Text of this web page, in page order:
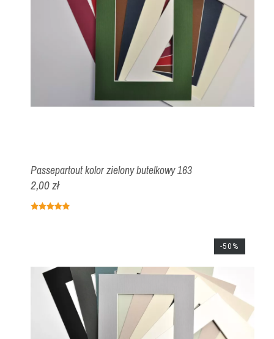
Passepartout kolor zielony butelkowy 163
2,00 zł
-50%